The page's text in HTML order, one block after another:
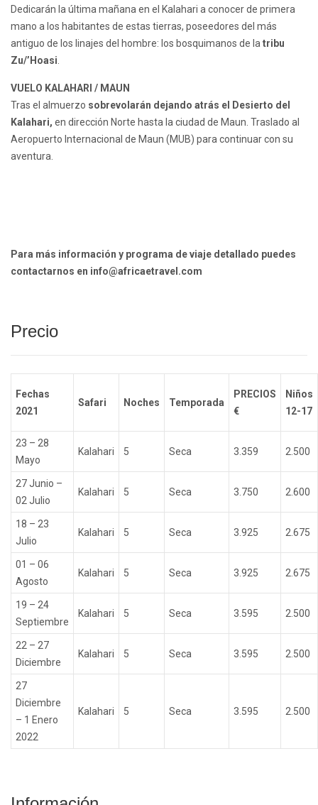
Dedicarán la última mañana en el Kalahari a conocer de primera
mano a los habitantes de estas tierras, poseedores del más
antiguo de los linajes del hombre: los bosquimanos de latribu
Zu/’Hoasi.
VUELO KALAHARI / MAUN
Tras el almuerzo sobrevolarán dejando atrás el Desierto del
Kalahari, en dirección Norte hasta la ciudad de Maun. Traslado al
Aeropuerto Internacional de Maun (MUB) para continuar con su
aventura.
Para más información y programa de viaje detallado puedes
contactarnos en info@africaetravel.com
Precio
Fechas
2021
Safari Noches Temporada
PRECIOS
€
Niños
12-17
23 – 28
Mayo
Kalahari 5 Seca 3.359 2.500
27 Junio –
02 Julio
Kalahari 5 Seca 3.750 2.600
18 – 23
Julio
Kalahari 5 Seca 3.925 2.675
01 – 06
Agosto
Kalahari 5 Seca 3.925 2.675
19 – 24
Septiembre
Kalahari 5 Seca 3.595 2.500
22 – 27
Diciembre
Kalahari 5 Seca 3.595 2.500
27
Diciembre
– 1 Enero
2022
Kalahari 5 Seca 3.595 2.500